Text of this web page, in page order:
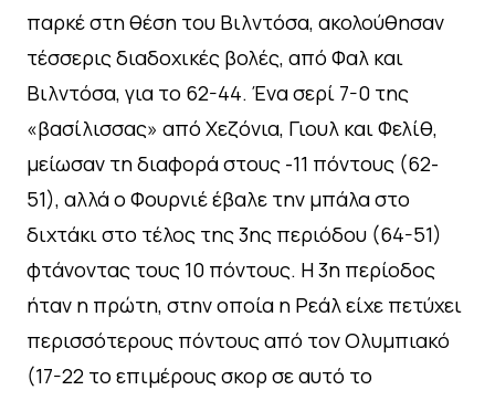
παρκέ στη θέση του Βιλντόσα, ακολούθησαν
τέσσερις διαδοχικές βολές, από Φαλ και
Βιλντόσα, για το 62-44. Ένα σερί 7-0 της
«βασίλισσας» από Χεζόνια, Γιουλ και Φελίθ,
μείωσαν τη διαφορά στους -11 πόντους (62-
51), αλλά ο Φουρνιέ έβαλε την μπάλα στο
διχτάκι στο τέλος της 3ης περιόδου (64-51)
φτάνοντας τους 10 πόντους. Η 3η περίοδος
ήταν η πρώτη, στην οποία η Ρεάλ είχε πετύχει
περισσότερους πόντους από τον Ολυμπιακό
(17-22 το επιμέρους σκορ σε αυτό το